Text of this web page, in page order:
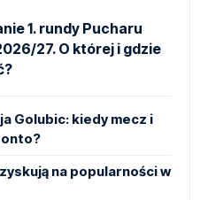
1. rundy Pucharu
27. O której i gdzie
Golubic: kiedy mecz i
na popularności w